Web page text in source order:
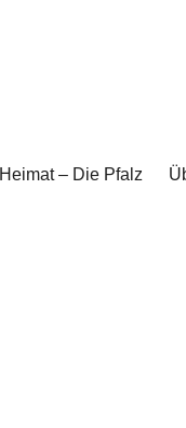
Heimat – Die Pfalz